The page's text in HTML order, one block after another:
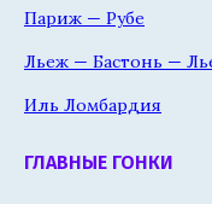
Париж — Рубе
Льеж — Бастонь —
Иль Ломбардия
ГЛАВНЫЕ ГОНКИ